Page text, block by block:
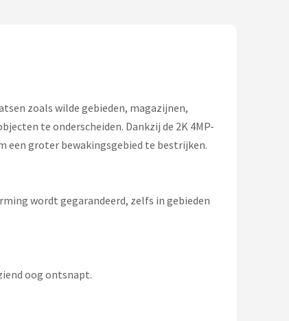
zoals wilde gebieden, magazijnen,
te onderscheiden. Dankzij de 2K 4MP-
een groter bewakingsgebied te bestrijken.
wordt gegarandeerd, zelfs in gebieden
oog ontsnapt.